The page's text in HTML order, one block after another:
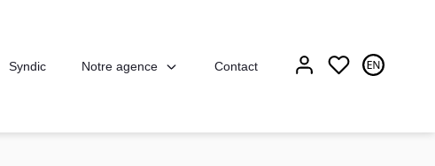
Syndic Notre agence Contact